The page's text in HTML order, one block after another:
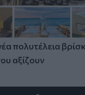
πολυτέλεια
αξίζουν